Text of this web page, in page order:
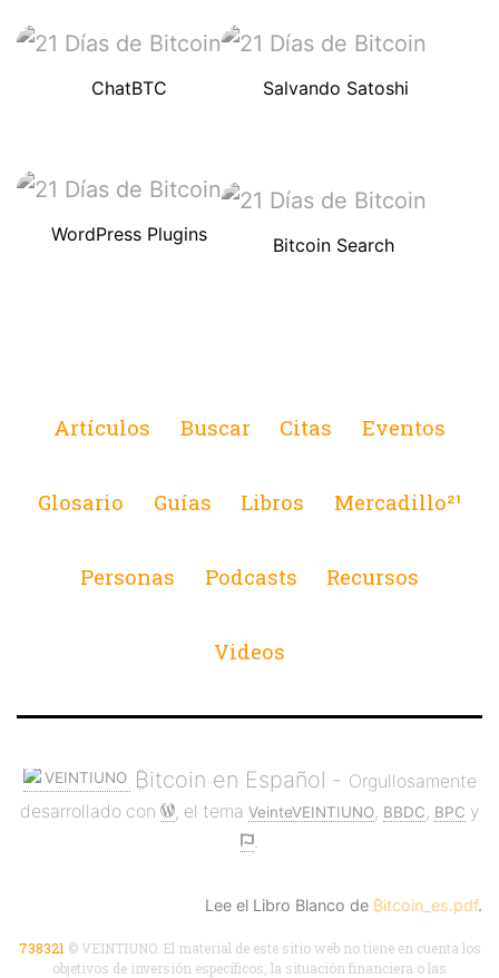
ChatBTC Salvando Satoshi
WordPress Plugins Bitcoin Search
Artículos Buscar Citas Eventos
Glosario Guías Libros Mercadillo²¹
Personas Podcasts Recursos
Videos
₿itcoin en Español - Orgullosamente
desarrollado con
, el tema VeinteVEINTIUNO, BBDC, BPC y
.
Lee el Libro Blanco de ₿itcoin_es.pdf.
738321 © VEINTIUNO. El material de este sitio web no tiene en cuenta los
objetivos de inversión específicos, la situación financiera o las